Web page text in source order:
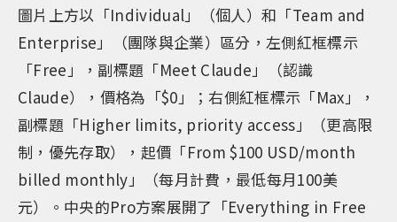
圖片上方以「Individual」（個人）和「Team and
Enterprise」（團隊與企業）區分，左側紅框標示
「Free」，副標題「Meet Claude」（認識
Claude），價格為「$0」；右側紅框標示「Max」，
副標題「Higher limits, priority access」（更高限
制，優先存取），起價「From $100 USD/month
billed monthly」（每月計費，最低每月100美
元）。中央的Pro方案展開了「Everything in Free